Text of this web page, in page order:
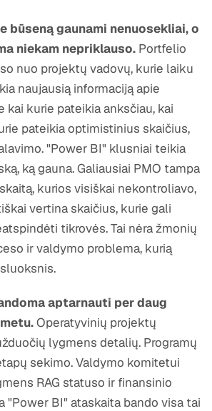
būseną gaunami nenuosekliai, o
niekam nepriklauso. Portfelio
nuo projektų vadovų, kurie laiku
naujausią informaciją apie
kai kurie pateikia anksčiau, kai
pateikia optimistinius skaičius,
"Power BI" klusniai teikia
ką gauna. Galiausiai PMO tampa
kurios visiškai nekontroliavo,
vertina skaičius, kurie gali
tikrovės. Tai nėra žmonių
ir valdymo problema, kurią
aptarnauti per daug
Operatyvinių projektų
lygmens detalių. Programų
sekimo. Valdymo komitetui
RAG statuso ir finansinio
"Power BI" ataskaita bando visa tai